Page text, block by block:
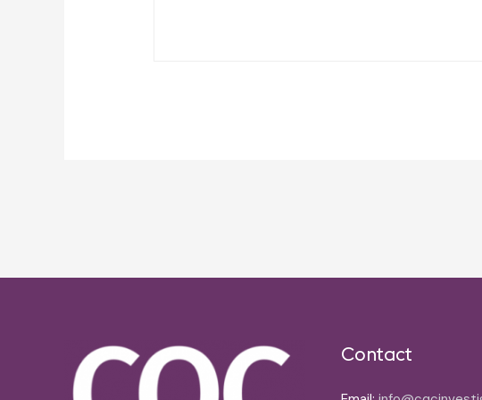
Contact